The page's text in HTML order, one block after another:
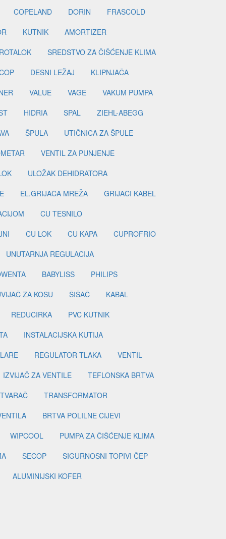
COPELAND
DORIN
FRASCOLD
KUTNIK
AMORTIZER
SREDSTVO ZA ČIŠĆENJE KLIMA
DESNI LEŽAJ
KLIPNJAČA
VALUE VAGE
VAKUM PUMPA
HIDRIA SPAL
ZIEHL-ABEGG
ŠPULA
UTIČNICA ZA ŠPULE
VENTIL ZA PUNJENJE
ULOŽAK DEHIDRATORA
EL.GRIJAČA MREŽA
GRIJAČI KABEL
CU TESNILO
CU LOK CU KAPA
CUPROFRIO
UNUTARNJA REGULACIJA
BABYLISS
PHILIPS
ZA KOSU
ŠIŠAČ
KABAL
REDUCIRKA
PVC KUTNIK
INSTALACIJSKA KUTIJA
REGULATOR TLAKA
VENTIL
IZVIJAČ ZA VENTILE
TEFLONSKA BRTVA
TRANSFORMATOR
BRTVA POLILNE CIJEVI
WIPCOOL
PUMPA ZA ČIŠĆENJE KLIMA
SECOP
SIGURNOSNI TOPIVI ČEP
ALUMINIJSKI KOFER